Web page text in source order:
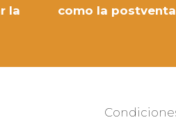
la
como la